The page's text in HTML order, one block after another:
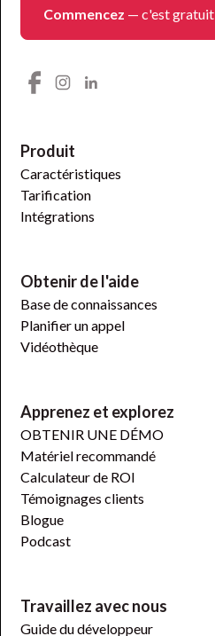
Commencez — c'est gratuit
Produit
Caractéristiques
Tarification
Intégrations
Obtenir de l'aide
Base de connaissances
Planifier un appel
Vidéothèque
Apprenez et explorez
OBTENIR UNE DÉMO
Matériel recommandé
Calculateur de ROI
Témoignages clients
Blogue
Podcast
Travaillez avec nous
Guide du développeur